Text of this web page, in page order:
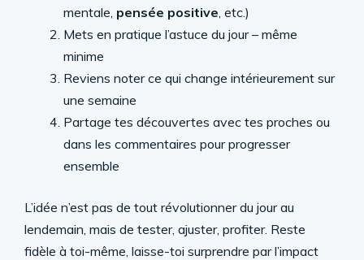
mentale, pensée positive, etc.)
Mets en pratique l’astuce du jour – même
minime
Reviens noter ce qui change intérieurement sur
une semaine
Partage tes découvertes avec tes proches ou
dans les commentaires pour progresser
ensemble
L’idée n’est pas de tout révolutionner du jour au
lendemain, mais de tester, ajuster, profiter. Reste
fidèle à toi-même, laisse-toi surprendre par l’impact